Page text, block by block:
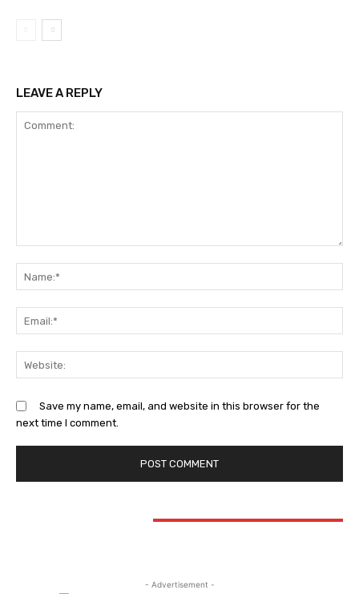
LEAVE A REPLY
Save my name, email, and website in this browser for the
next time I comment.
- Advertisement -